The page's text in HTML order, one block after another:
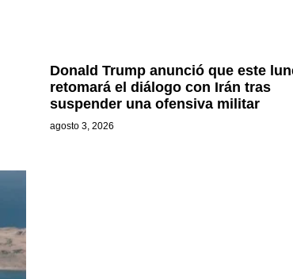
Donald Trump anunció que este
retomará el diálogo con Irán tras
suspender una ofensiva militar
agosto 3, 2026